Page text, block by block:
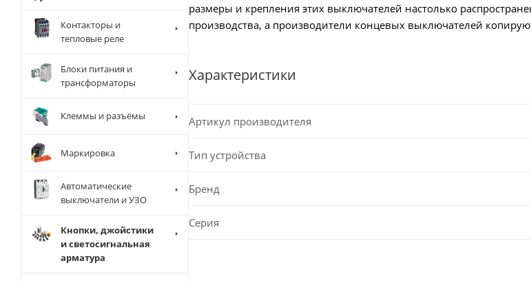
размеры и крепления этих выключателей настолько
производства, а производители концевых выключателей
Характеристики
Артикул производителя
Тип устройства
Бренд
Серия
Контакторы и
тепловые реле
Блоки питания и
трансформаторы
Клеммы и разъёмы
Маркировка
Автоматические
выключатели и УЗО
Кнопки, джойстики
и светосигнальная
арматура